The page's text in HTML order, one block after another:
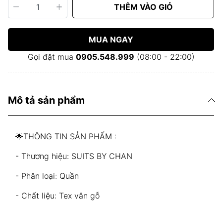
THÊM VÀO GIỎ
MUA NGAY
Gọi đặt mua 0905.548.999 (08:00 - 22:00)
Mô tả sản phẩm
🌟THÔNG TIN SẢN PHẨM :
- Thương hiệu: SUITS BY CHAN
- Phân loại: Quần
- Chất liệu: Tex vân gỗ